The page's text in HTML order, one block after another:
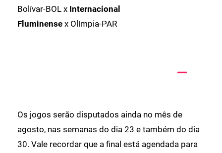
Bolívar-BOL x Internacional
Fluminense x Olímpia-PAR
Os jogos serão disputados ainda no mês de
agosto, nas semanas do dia 23 e também do dia
30. Vale recordar que a final está agendada para